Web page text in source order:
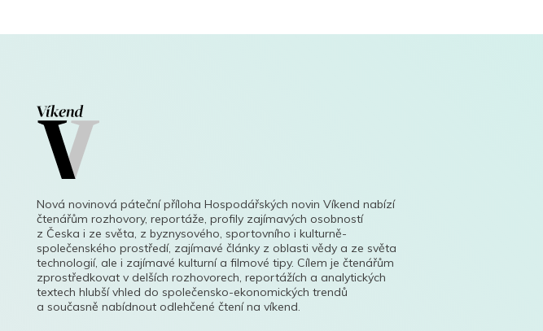
Nová novinová páteční příloha Hospodářských novin Víkend nabízí
čtenářům rozhovory, reportáže, profily zajímavých osobností
z Česka i ze světa, z byznysového, sportovního i kulturně-
společenského prostředí, zajímavé články z oblasti vědy a ze světa
technologií, ale i zajímavé kulturní a filmové tipy. Cílem je čtenářům
zprostředkovat v delších rozhovorech, reportážích a analytických
textech hlubší vhled do společensko-ekonomických trendů
a současně nabídnout odlehčené čtení na víkend.